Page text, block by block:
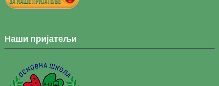
Наши пријатељи